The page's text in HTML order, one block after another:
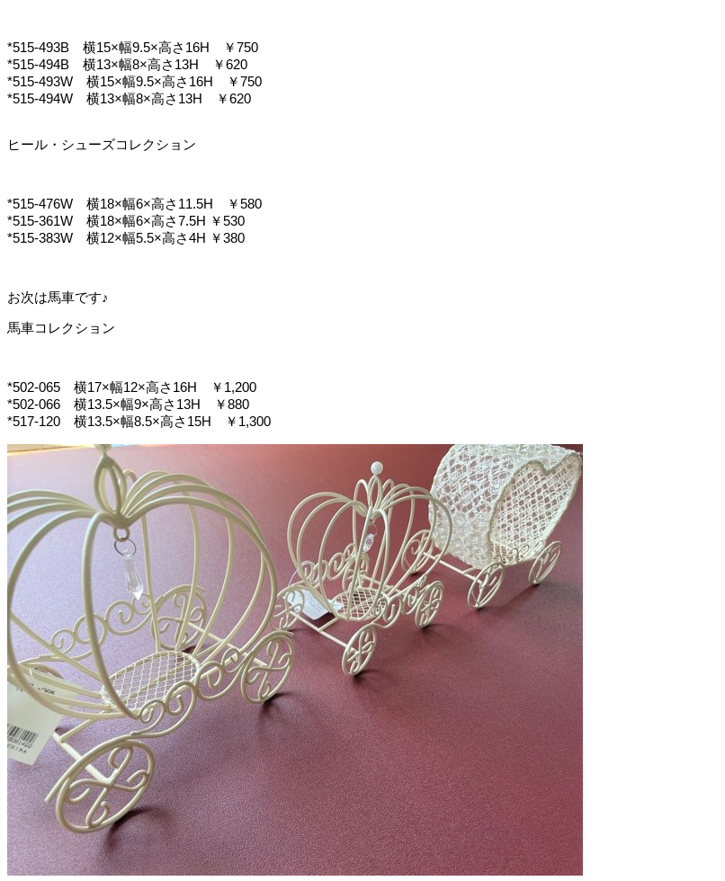
*515-493B 横15×幅9.5×高さ16H ￥750
*515-494B 横13×幅8×高さ13H ￥620
*515-493W 横15×幅9.5×高さ16H ￥750
*515-494W 横13×幅8×高さ13H ￥620
ヒール・シューズコレクション
*515-476W 横18×幅6×高さ11.5H ￥580
*515-361W 横18×幅6×高さ7.5H ￥530
*515-383W 横12×幅5.5×高さ4H ￥380
お次は馬車です♪
馬車コレクション
*502-065 横17×幅12×高さ16H ￥1,200
*502-066 横13.5×幅9×高さ13H ￥880
*517-120 横13.5×幅8.5×高さ15H ￥1,300